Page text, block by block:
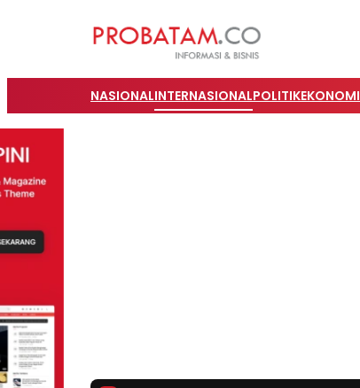
NASIONALINTERNASIONALPOLITIKEKONOMI